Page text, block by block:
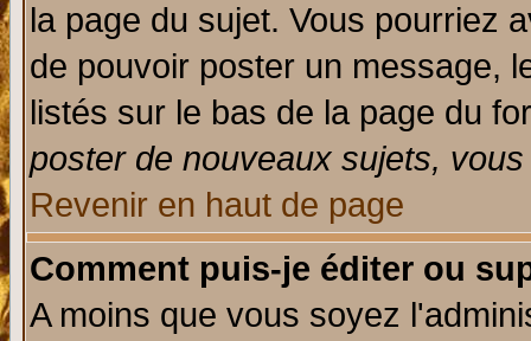
la page du sujet. Vous pourriez
de pouvoir poster un message,
listés sur le bas de la page du
poster de nouveaux sujets,
Revenir en haut de page
Comment puis-je éditer ou
A moins que vous soyez